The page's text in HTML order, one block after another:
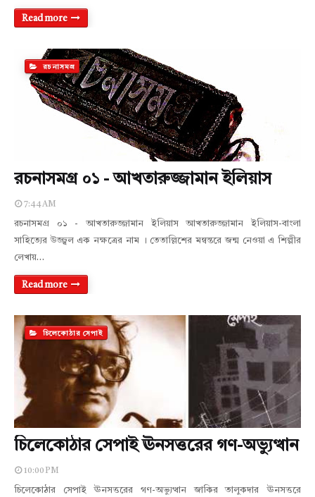
Read more
রচনাসমগ্র
রচনাসমগ্র ০১ - আখতারুজ্জামান ইলিয়াস
7:44 AM
রচনাসমগ্র ০১ - আখতারুজ্জামান ইলিয়াস আখতারুজ্জামান ইলিয়াস-বাংলা
সাহিত্যের উজ্জ্বল এক নক্ষত্রের নাম । তেতাল্লিশের মন্বন্তরে জন্ম নেওয়া এ শিল্পীর
লেখায়…
Read more
চিলেকোঠার সেপাই
চিলেকোঠার সেপাই ঊনসত্তরের গণ-অভ্যুত্থান
10:00 PM
চিলেকোঠার সেপাই ঊনসত্তরের গণ-অভ্যুত্থান জাকির তালুকদার ঊনসত্তরে